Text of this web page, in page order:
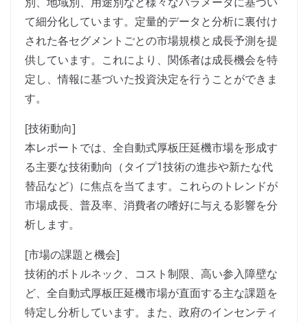
て細分化しています。定量的データと分析に裏付け
された各セグメントごとの市場規模と成長予測を提
供しています。これにより、関係者は成長機会を特
定し、情報に基づいた投資決定を行うことができま
す。
[技術動向]
本レポートでは、全自動式厚板圧延機市場を形成す
る主要な技術動向（タイプ1技術の進歩や新たな代
替品など）に焦点を当てます。これらのトレンドが
市場成長、普及率、消費者の嗜好に与える影響を分
析します。
[市場の課題と機会]
技術的ボトルネック、コスト制限、高い参入障壁な
ど、全自動式厚板圧延機市場が直面する主な課題を
特定し分析しています。また、政府のインセンティ